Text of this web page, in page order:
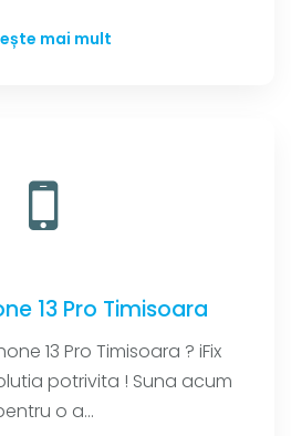
mai mult
13 Pro Timisoara
13 Pro Timisoara ? iFix
potrivita ! Suna acum
o a...